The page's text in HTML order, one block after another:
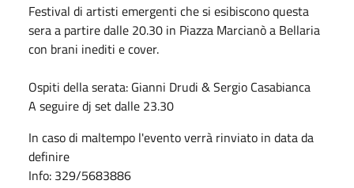
Festival di artisti emergenti che si esibiscono questa
sera a partire dalle 20.30 in Piazza Marcianò a Bellaria
con brani inediti e cover.
Ospiti della serata: Gianni Drudi & Sergio Casabianca
A seguire dj set dalle 23.30
In caso di maltempo l'evento verrà rinviato in data da
definire
Info: 329/5683886